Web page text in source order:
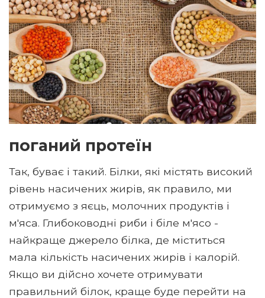
поганий протеїн
Так, буває і такий. Білки, які містять високий
рівень насичених жирів, як правило, ми
отримуємо з яєць, молочних продуктів і
м'яса. Глибоководні риби і біле м'ясо -
найкраще джерело білка, де міститься
мала кількість насичених жирів і калорій.
Якщо ви дійсно хочете отримувати
правильний білок, краще буде перейти на